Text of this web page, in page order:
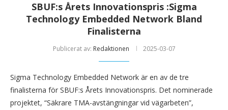
SBUF:s Årets Innovationspris :Sigma
Technology Embedded Network Bland
Finalisterna
Publicerat av: Redaktionen 2025-03-07
Sigma Technology Embedded Network är en av de tre
finalisterna för SBUF:s Årets Innovationspris. Det nominerade
projektet, “Säkrare TMA-avstängningar vid vägarbeten”,